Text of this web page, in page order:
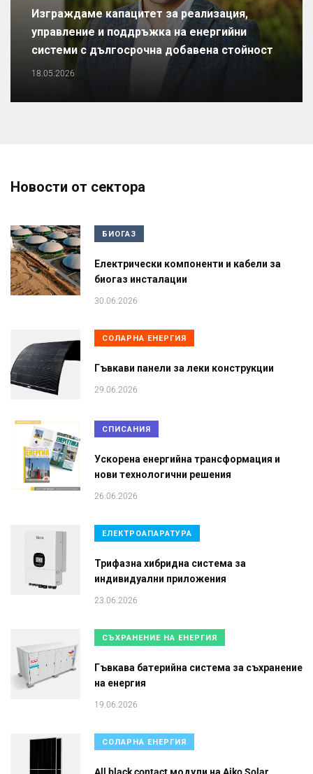
Изграждаме капацитет за реализация,
управление и поддръжка на енергийни
системи с дългосрочна добавена стойност
18.05.2026
Новости от сектора
БИОГАЗ
Електрически компоненти и кабели за
биогаз инсталации
30.06.2026
СОЛАРНА ЕНЕРГИЯ
Гъвкави панели за леки конструкции
29.06.2026
СПИСАНИЯ
Ускорена енергийна трансформация и
нови технологични решения
26.06.2026
ЕЛЕКТРОАПАРАТУРА
Трифазна хибридна система за
индивидуални приложения
23.06.2026
СЪХРАНЕНИЕ НА ЕНЕРГИЯ
Гъвкава батерийна система за съхранение
на енергия
19.06.2026
СОЛАРНА ЕНЕРГИЯ